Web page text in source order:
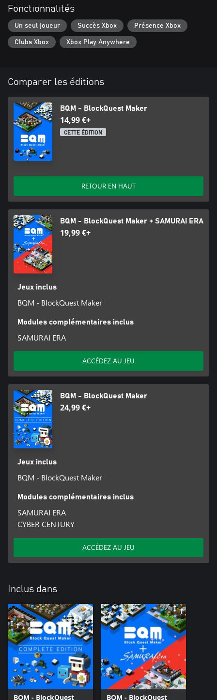
des donjons originaux avec l’éditeur de donjon, puis lancez un
défi aux autres joueurs! Tout dépend de votre imagination ! Vous
pouvez fixer les droits d’entrée. Vous pouvez gagner beaucoup
Fonctionnalités
Un seul joueur Succès Xbox Présence Xbox
Clubs Xbox Xbox Play Anywhere
Comparer les éditions
BQM - BlockQuest Maker
14,99 €+
CETTE ÉDITION
RETOUR EN HAUT
BQM - BlockQuest Maker + SAMURAI ERA
19,99 €+
Jeux inclus
BQM - BlockQuest Maker
Modules complémentaires inclus
SAMURAI ERA
ACCÉDEZ AU JEU
BQM - BlockQuest Maker
24,99 €+
Jeux inclus
BQM - BlockQuest Maker
Modules complémentaires inclus
SAMURAI ERA
CYBER CENTURY
ACCÉDEZ AU JEU
Inclus dans
BQM - BlockQuest
BQM - BlockQuest